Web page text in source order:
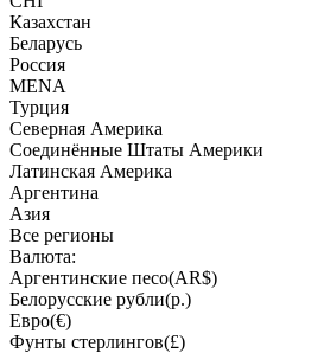
Казахстан
Беларусь
Россия
MENA
Турция
Северная Америка
Соединённые Штаты Америки
Латинская Америка
Аргентина
Азия
Все регионы
Валюта:
Аргентинские песо(AR$)
Белорусские рубли(р.)
Евро(€)
Фунты стерлингов(£)